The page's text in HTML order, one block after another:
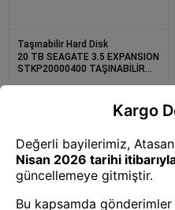
Taşınabilir Hard Disk
20 TB SEAGATE 3.5 EXPANSION
STKP20000400 TAŞINABİLİR